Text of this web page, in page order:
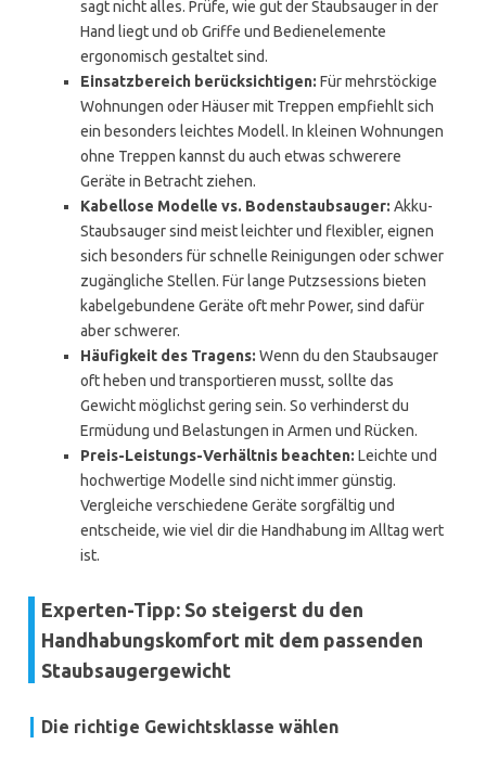
sagt nicht alles. Prüfe, wie gut der Staubsauger in der
Hand liegt und ob Griffe und Bedienelemente
ergonomisch gestaltet sind.
Einsatzbereich berücksichtigen: Für mehrstöckige
Wohnungen oder Häuser mit Treppen empfiehlt sich
ein besonders leichtes Modell. In kleinen Wohnungen
ohne Treppen kannst du auch etwas schwerere
Geräte in Betracht ziehen.
Kabellose Modelle vs. Bodenstaubsauger: Akku-
Staubsauger sind meist leichter und flexibler, eignen
sich besonders für schnelle Reinigungen oder schwer
zugängliche Stellen. Für lange Putzsessions bieten
kabelgebundene Geräte oft mehr Power, sind dafür
aber schwerer.
Häufigkeit des Tragens: Wenn du den Staubsauger
oft heben und transportieren musst, sollte das
Gewicht möglichst gering sein. So verhinderst du
Ermüdung und Belastungen in Armen und Rücken.
Preis-Leistungs-Verhältnis beachten: Leichte und
hochwertige Modelle sind nicht immer günstig.
Vergleiche verschiedene Geräte sorgfältig und
entscheide, wie viel dir die Handhabung im Alltag wert
ist.
Experten-Tipp: So steigerst du den
Handhabungskomfort mit dem passenden
Staubsaugergewicht
Die richtige Gewichtsklasse wählen